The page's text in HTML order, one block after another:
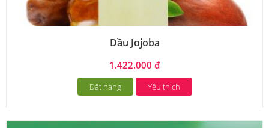
Dầu Jojoba
1.422.000 đ
Đặt hàng Yêu thích